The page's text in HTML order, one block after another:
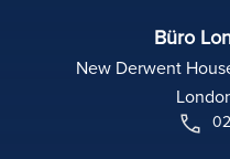
Büro
New Derwent